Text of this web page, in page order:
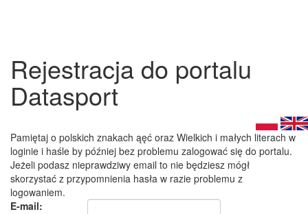
Rejestracja do portalu
Datasport
Pamiętaj o polskich znakach ąęć oraz Wielkich i małych literach w
loginie i haśle by później bez problemu zalogować się do portalu.
Jeżeli podasz nieprawdziwy email to nie będziesz mógł
skorzystać z przypomnienia hasła w razie problemu z
logowaniem.
E-mail: